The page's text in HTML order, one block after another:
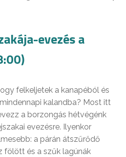
evezés a
felkeljetek a kanapéból és
kalandba? Most itt
a borzongás hétvégénk
evezésre. Ilyenkor
a párán átszűrődő
fölött és a szűk lagúnák